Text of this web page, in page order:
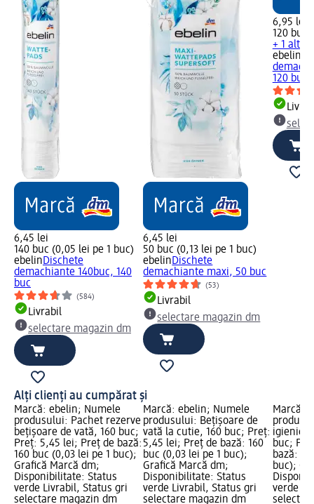
6,45 lei
140 buc (0,05 lei pe 1 buc)
ebelinDischete
demachiante 140buc, 140
buc
(584)
Livrabil
selectare magazin dm
6,45 lei
50 buc (0,13 lei pe 1 buc)
ebelinDischete
demachiante maxi, 50 buc
(53)
Livrabil
selectare magazin dm
6,95 lei
120 buc
+ 1 altă
ebelin
120 buc
Alți clienți au cumpărat și
Marcă: ebelin; Numele
produsului: Pachet rezerve
bețișoare de vată, 160 buc;
Preț: 5,45 lei; Preț de bază:
160 buc (0,03 lei pe 1 buc);
Grafică Marcă dm;
Disponibilitate: Status
verde Livrabil, Status gri
selectare magazin dm
Marcă: ebelin; Numele
produsului: Bețișoare de
vată la cutie, 160 buc; Preț:
5,45 lei; Preț de bază: 160
buc (0,03 lei pe 1 buc);
Grafică Marcă dm;
Disponibilitate: Status
verde Livrabil, Status gri
selectare magazin dm
Marcă:
igienice
buc;
bază:
buc);
verde